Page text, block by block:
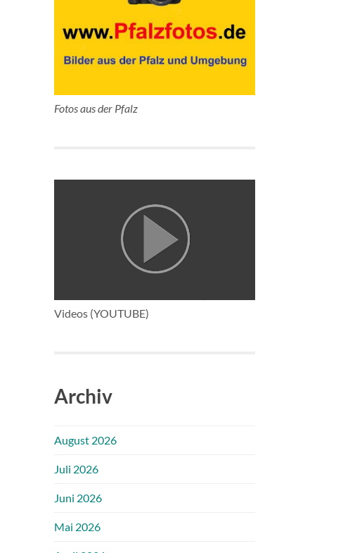
Fotos aus der Pfalz
Videos (YOUTUBE)
Archiv
August 2026
Juli 2026
Juni 2026
Mai 2026